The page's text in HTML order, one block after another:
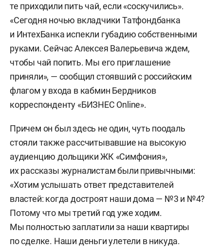
те приходили пить чай, если «соскучились».
«Сегодня ночью вкладчики Татфондбанка
и ИнтехБанка испекли губадию собственными
руками. Сейчас Алексея Валерьевича ждем,
чтобы чай попить. Мы его приглашение
приняли», — сообщил стоявший с российским
флагом у входа в кабмин Бердников
корреспонденту «БИЗНЕС Online».
Причем он был здесь не один, чуть поодаль
стояли также рассчитывавшие на высокую
аудиенцию дольщики ЖК «Симфония»,
их рассказы журналистам были привычными:
«Хотим услышать ответ представителей
властей: когда достроят наши дома — №3 и №4?
Потому что мы третий год уже ходим.
Мы полностью заплатили за наши квартиры
по сделке. Наши деньги улетели в никуда.